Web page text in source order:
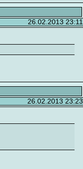
26.02.2013 23:11
26.02.2013 23:23